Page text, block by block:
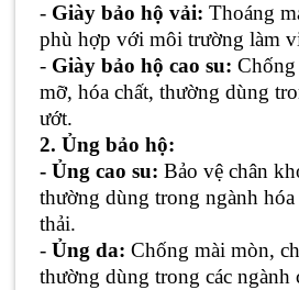
- Giày bảo hộ vải: Thoáng
phù hợp với môi trường làm
- Giày bảo hộ cao su: Chống
mỡ, hóa chất, thường dùng
ướt.
2. Ủng bảo hộ:
- Ủng cao su: Bảo vệ chân
thường dùng trong ngành
thải.
- Ủng da: Chống mài mòn,
thường dùng trong các ngành